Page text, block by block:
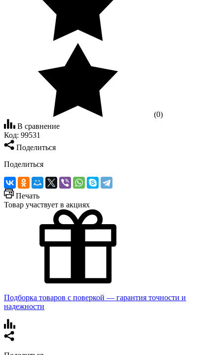
(0)
В сравнение
Код: 99531
Поделиться
Поделиться
Печать
Товар участвует в акциях
Подборка товаров с поверкой — гарантия точности и
надежности